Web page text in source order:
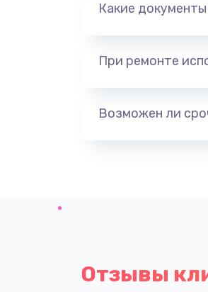
Какие
При ремонте
Возможен ли
Отзывы